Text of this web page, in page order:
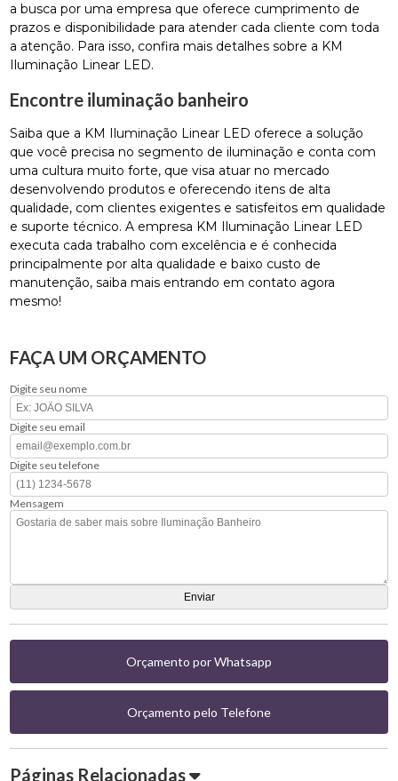
a busca por uma empresa que oferece cumprimento de
prazos e disponibilidade para atender cada cliente com toda
a atenção. Para isso, confira mais detalhes sobre a KM
Iluminação Linear LED.
Encontre iluminação banheiro
Saiba que a KM Iluminação Linear LED oferece a solução
que você precisa no segmento de iluminação e conta com
uma cultura muito forte, que visa atuar no mercado
desenvolvendo produtos e oferecendo itens de alta
qualidade, com clientes exigentes e satisfeitos em qualidade
e suporte técnico. A empresa KM Iluminação Linear LED
executa cada trabalho com excelência e é conhecida
principalmente por alta qualidade e baixo custo de
manutenção, saiba mais entrando em contato agora
mesmo!
FAÇA UM ORÇAMENTO
Digite seu nome
Digite seu email
Digite seu telefone
Mensagem
Orçamento por Whatsapp
Orçamento pelo Telefone
Páginas Relacionadas